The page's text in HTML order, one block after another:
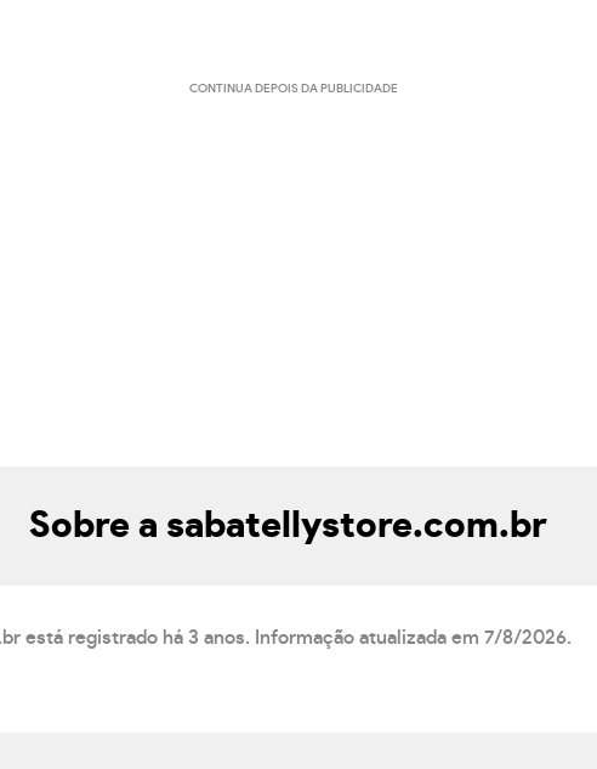
CONTINUA DEPOIS DA PUBLICIDADE
Sobre a sabatellystore.com.br
está registrado há 3 anos. Informação atualizada em 7/8/2026.